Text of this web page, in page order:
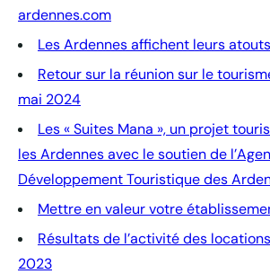
ardennes.com
Les Ardennes affichent leurs
Retour sur la réunion sur le
mai 2024
Les « Suites Mana », un projet
les Ardennes avec le soutien de
Développement Touristique des
Mettre en valeur votre
Résultats de l’activité des
2023